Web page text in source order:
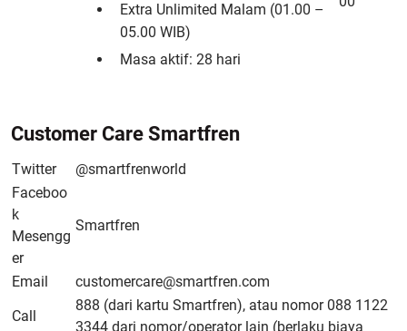
Extra Unlimited Malam (01.00 –
05.00 WIB)
Masa aktif: 28 hari
Customer Care Smartfren
Twitter
@smartfrenworld
Faceboo
k
Mesengg
er
Smartfren
Email
customercare@smartfren.com
Call
888 (dari kartu Smartfren), atau nomor 088 1122
3344 dari nomor/operator lain (berlaku biaya